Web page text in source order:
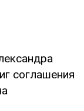
соглашения